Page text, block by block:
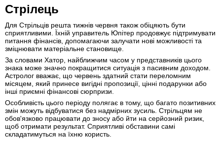
Стрілець
Для Стрільців решта тижнів червня також обіцяють бути
сприятливими. Їхній управитель Юпітер продовжує підтримувати
питання фінансів, допомагаючи залучати нові можливості та
зміцнювати матеріальне становище.
За словами Хатор, найближчим часом у представників цього
знака може значно покращитися ситуація з пасивним доходом.
Астролог вважає, що червень здатний стати переломним
місяцем, який принесе вигідні пропозиції, цінні подарунки або
інші приємні фінансові сюрпризи.
Особливість цього періоду полягає в тому, що багато позитивних
змін можуть відбуватися без надмірних зусиль. Стрільцям не
обов'язково працювати до зносу або йти на серйозний ризик,
щоб отримати результат. Сприятливі обставини самі
складатимуться на їхню користь.